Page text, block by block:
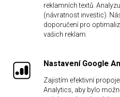
reklamních textů.
(návratnost investic).
doporučení pro
vašich reklam.
Nastavení Google
Zajistím efektivní
Analytics, aby bylo